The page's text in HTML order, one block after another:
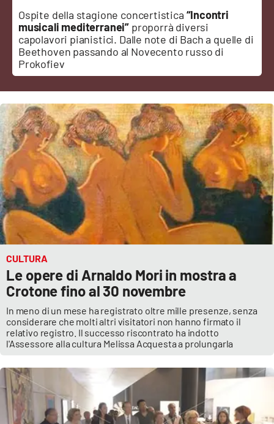
VIDEO
Ambiente
Cronaca
Cultura
Economia e Lavoro
Politica
Sanità
Sport
RUBRICHE
Parchi Marini Calabria
Leggendo Alvaro insieme
Ospite della stagione concertistica “Incontri
musicali mediterranei” proporrà diversi
capolavori pianistici. Dalle note di Bach a quelle di
Beethoven passando al Novecento russo di
Prokofiev
CULTURA
Le opere di Arnaldo Mori in mostra a
Crotone fino al 30 novembre
In meno di un mese ha registrato oltre mille presenze, senza
considerare che molti altri visitatori non hanno firmato il
relativo registro. Il successo riscontrato ha indotto
l'Assessore alla cultura Melissa Acquesta a prolungarla